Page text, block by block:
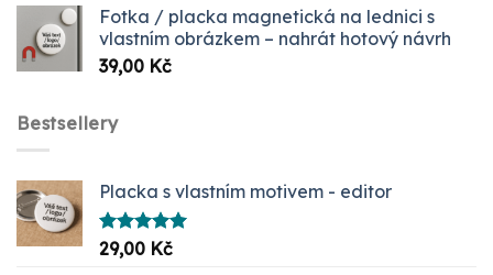
až
1099,00 Kč
Fotka / placka magnetická na lednici s
vlastním obrázkem – nahrát hotový návrh
39,00 Kč
Bestsellery
Placka s vlastním motivem - editor
Hodnocení
5.00
29,00 Kč